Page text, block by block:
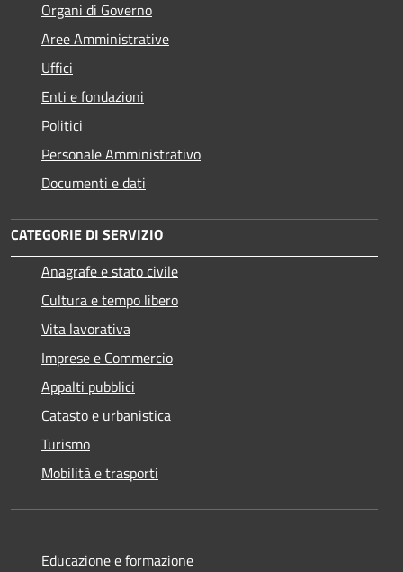
Organi di Governo
Aree Amministrative
Uffici
Enti e fondazioni
Politici
Personale Amministrativo
Documenti e dati
CATEGORIE DI SERVIZIO
Anagrafe e stato civile
Cultura e tempo libero
Vita lavorativa
Imprese e Commercio
Appalti pubblici
Catasto e urbanistica
Turismo
Mobilità e trasporti
Educazione e formazione